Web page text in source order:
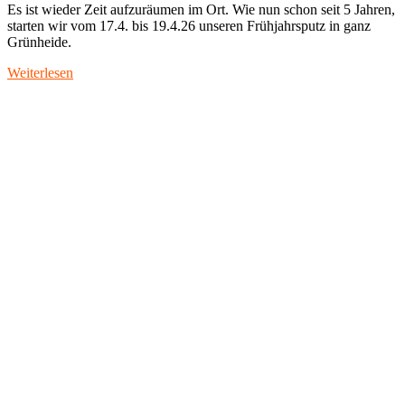
Es ist wieder Zeit aufzuräumen im Ort. Wie nun schon seit 5 Jahren,
starten wir vom 17.4. bis 19.4.26 unseren Frühjahrsputz in ganz
Grünheide.
Weiterlesen